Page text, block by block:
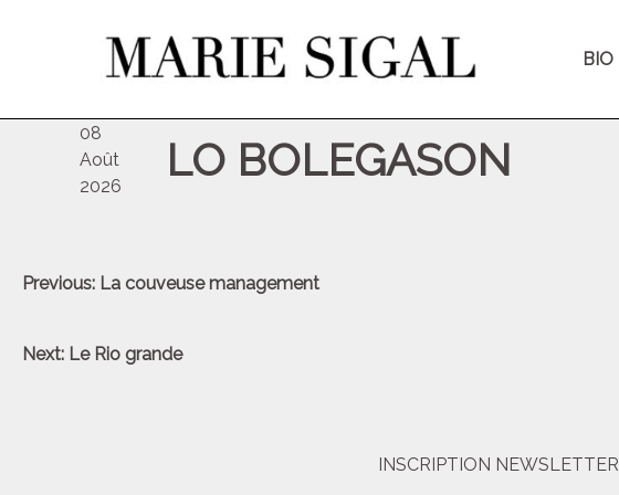
BIO
08
Août
2026
LO BOLEGASON
Navigation
l’article
Previous: La couveuse management
Next: Le Rio grande
INSCRIPTION NEWSLETTER